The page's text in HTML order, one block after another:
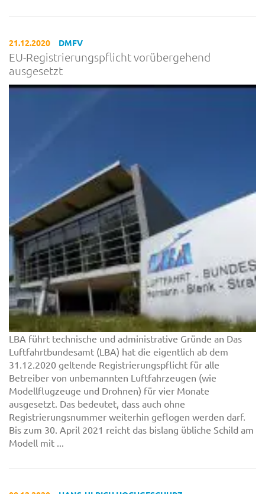
21.12.2020 DMFV
EU-Registrierungspflicht vorübergehend
ausgesetzt
LBA führt technische und administrative Gründe an Das
Luftfahrtbundesamt (LBA) hat die eigentlich ab dem
31.12.2020 geltende Registrierungspflicht für alle
Betreiber von unbemannten Luftfahrzeugen (wie
Modellflugzeuge und Drohnen) für vier Monate
ausgesetzt. Das bedeutet, dass auch ohne
Registrierungsnummer weiterhin geflogen werden darf.
Bis zum 30. April 2021 reicht das bislang übliche Schild am
Modell mit ...